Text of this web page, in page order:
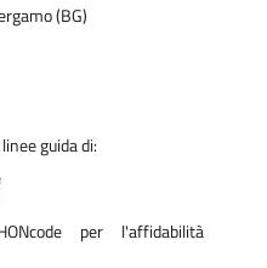
(BG)
guida di:
per l'affidabilità